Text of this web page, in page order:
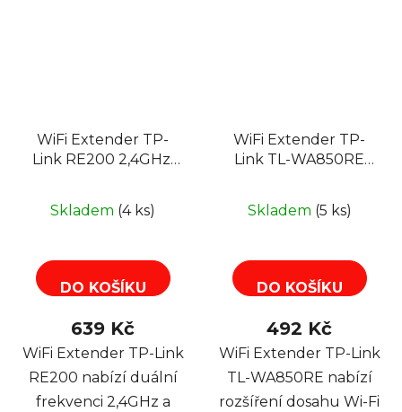
WiFi Extender TP-
Link RE200 2,4GHz,
750Mbit/s, Repeater
Skladem (4 ks)
DO KOŠÍKU
639 Kč
WiFi Extender TP-Link
RE200 nabízí duální
frekvenci 2,4GHz a
WiFi Extender TP-
Link TL-WA850RE
Skladem (5 ks)
DO KOŠÍKU
492 Kč
WiFi Extender TP-Link
TL-WA850RE nabízí
rozšíření dosahu Wi-Fi